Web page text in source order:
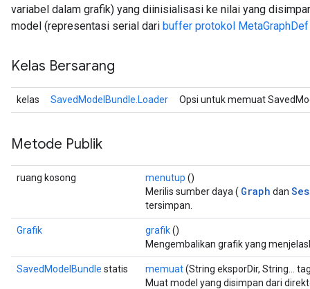
variabel dalam grafik) yang diinisialisasi ke nilai yang
model (representasi serial dari buffer protokol MetaGraphDef
Kelas Bersarang
kelas SavedModelBundle.Loader Opsi untuk memuat
Metode Publik
ruang kosong menutup ()
Merilis sumber daya ( Graph dan
tersimpan.
Grafik grafik()
Mengembalikan grafik yang
SavedModelBundle statis memuat(String eksporDir, String...
Muat model yang disimpan dari